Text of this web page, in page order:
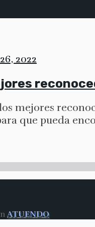
2022
mejores
que pueda
ATUENDO